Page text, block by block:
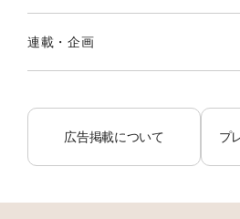
連載・企画
広告掲載について プ